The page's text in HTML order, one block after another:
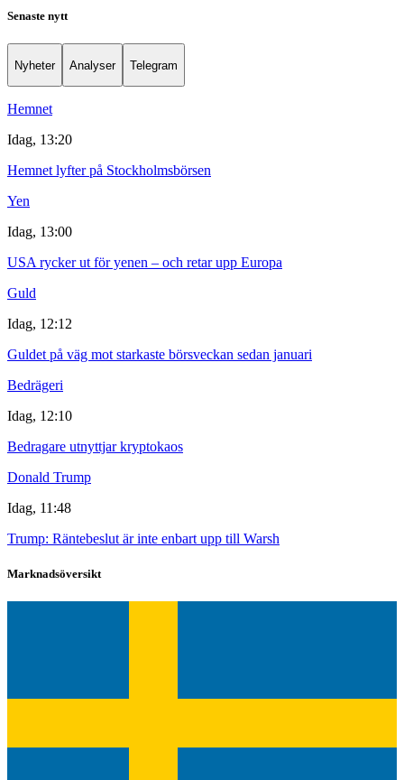
Senaste nytt
Nyheter Analyser Telegram
Hemnet
Idag, 13:20
Hemnet lyfter på Stockholmsbörsen
Yen
Idag, 13:00
USA rycker ut för yenen – och retar upp Europa
Guld
Idag, 12:12
Guldet på väg mot starkaste börsveckan sedan januari
Bedrägeri
Idag, 12:10
Bedragare utnyttjar kryptokaos
Donald Trump
Idag, 11:48
Trump: Räntebeslut är inte enbart upp till Warsh
Marknadsöversikt